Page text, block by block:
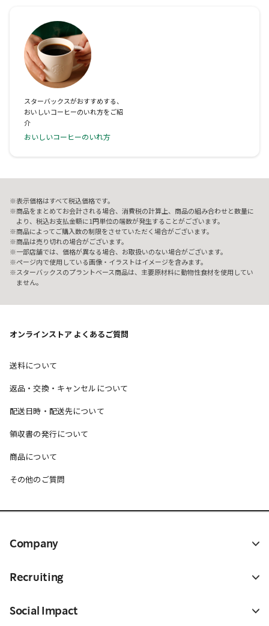
スターバックスがおすすめする、
おいしいコーヒーのいれ方をご紹
介
おいしいコーヒーのいれ方
表示価格はすべて税込価格です。
商品をまとめてお会計される場合、消費税の計算上、商品の組み合わせと数量に
より、税込お支払金額に1円単位の端数が発生することがございます。
商品によってご購入数の制限をさせていただく場合がございます。
商品は売り切れの場合がございます。
一部店舗では、価格が異なる場合、お取扱いのない場合がございます。
ページ内で使用している画像・イラストはイメージを含みます。
スターバックスのプラントベース商品は、主要原材料に動物性食材を使用してい
ません。
オンラインストア よくあるご質問
送料について
返品・交換・キャンセルについて
配送日時・配送先について
領収書の発行について
商品について
その他のご質問
Company
Recruiting
Social Impact